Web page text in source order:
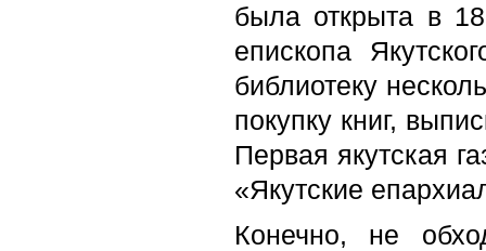
была открыта в
епископа
библиоте­ку
покупку книг,
Первая якутская
«Якутские
Конечно, не